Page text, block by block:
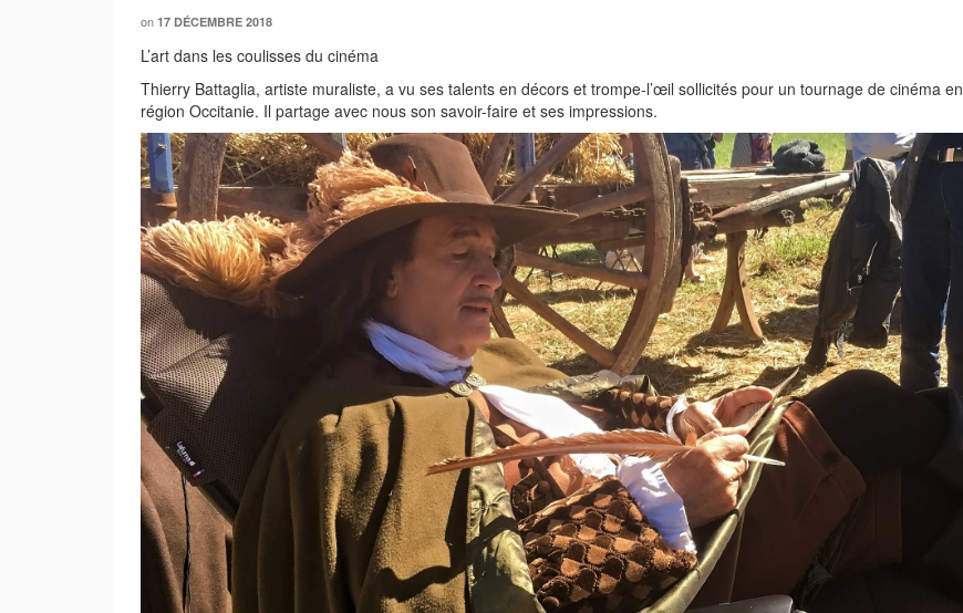
on 17 DÉCEMBRE 2018
L’art dans les coulisses du cinéma
Thierry Battaglia, artiste muraliste, a vu ses talents en décors et trompe-l’œil sollicités pour un tournage de cinéma en
région Occitanie. Il partage avec nous son savoir-faire et ses impressions.